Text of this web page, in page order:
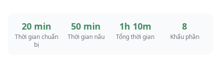
20 min
Thời gian chuẩn
bị
50 min
Thời gian nấu
1h 10m
Tổng thời gian
8
Khẩu phần